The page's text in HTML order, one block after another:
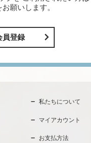
願いします。
員登録
私たちについて
マイアカウント
お支払方法